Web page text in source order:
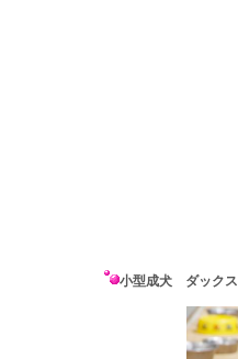
小型成犬 ダックス